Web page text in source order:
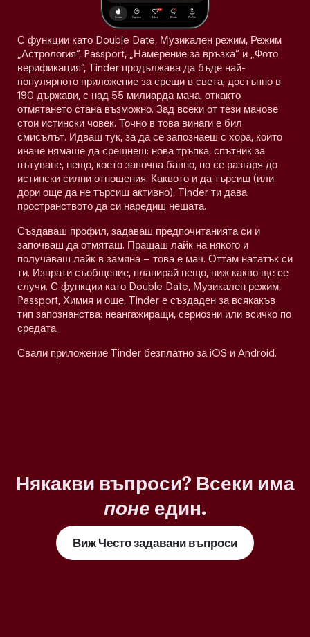
С функции като Double Date, Музикален режим, Режим
„Астрология“, Passport, „Намерение за връзка“ и „Фото
верификация“, Tinder продължава да бъде най-
популярното приложение за срещи в света, достъпно в
190 държави, с над 55 милиарда мача, откакто
отмятането стана възможно. Зад всеки от тези мачове
стои истински човек. Точно в това винаги е бил
смисълът. Идваш тук, за да се запознаеш с хора, които
иначе нямаше да срещнеш: нова тръпка, спътник за
пътуване, нещо, което започва бавно, но се разгаря до
истински силни отношения. Каквото и да търсиш (или
дори още да не търсиш активно), Tinder ти дава
пространството да си наредиш нещата.
Създаваш профил, задаваш предпочитанията си и
започваш да отмяташ. Пращаш лайк на някого и
получаваш лайк в замяна – това е мач. Оттам нататък си
ти. Изпрати съобщение, планирай нещо, виж какво ще се
случи. С функции като Double Date, Музикален режим,
Passport, Химия и още, Tinder е създаден за всякакъв
тип запознанства: неангажиращи, сериозни или всичко по
средата.
Свали приложение Tinder безплатно за iOS и Android.
Някакви въпроси? Всеки има
поне един.
Виж Често задавани въпроси